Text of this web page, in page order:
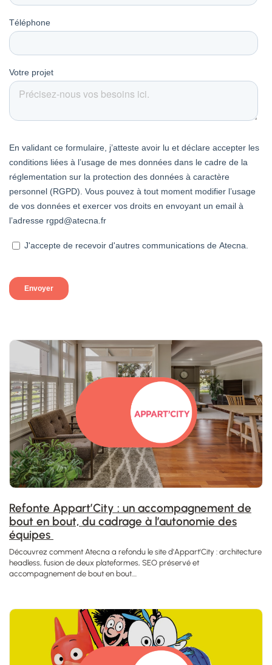
Refonte Appart’City : un accompagnement de
bout en bout, du cadrage à l’autonomie des
équipes
Découvrez comment Atecna a refondu le site d'Appart'City : architecture
headless, fusion de deux plateformes, SEO préservé et
accompagnement de bout en bout....